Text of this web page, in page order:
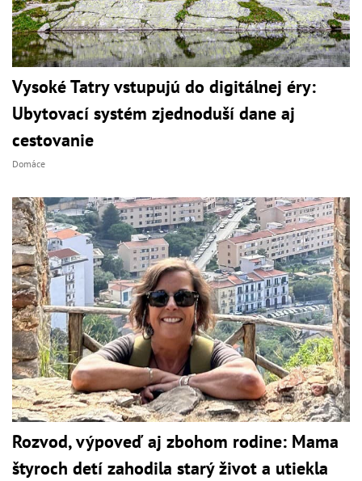
Vysoké Tatry vstupujú do digitálnej éry:
Ubytovací systém zjednoduší dane aj
cestovanie
Domáce
Rozvod, výpoveď aj zbohom rodine: Mama
štyroch detí zahodila starý život a utiekla